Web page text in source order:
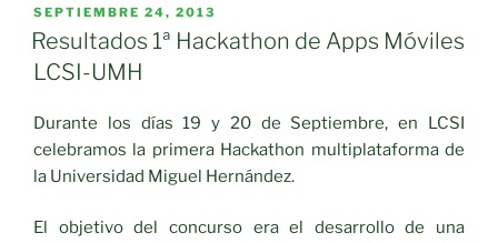
PUBLICADO
EL
SEPTIEMBRE 24, 2013
Resultados 1ª Hackathon de Apps Móviles
LCSI-UMH
Durante los días 19 y 20 de Septiembre, en LCSI
celebramos la primera Hackathon multiplataforma de
la Universidad Miguel Hernández.
El objetivo del concurso era el desarrollo de una